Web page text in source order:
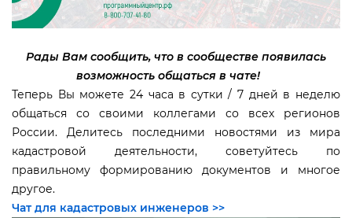
Рады Вам сообщить, что в сообществе появилась
озможность общаться в чате!
Теперь Вы можете 24 часа в сутки / 7 дней в неделю
общаться со своими коллегами со всех регионо
России. Делитесь последними новостями из мира
кадастровой деятельности, советуйтесь по
правильному формированию документов и многое
другое.
Чат для кадастровых инженеров >>